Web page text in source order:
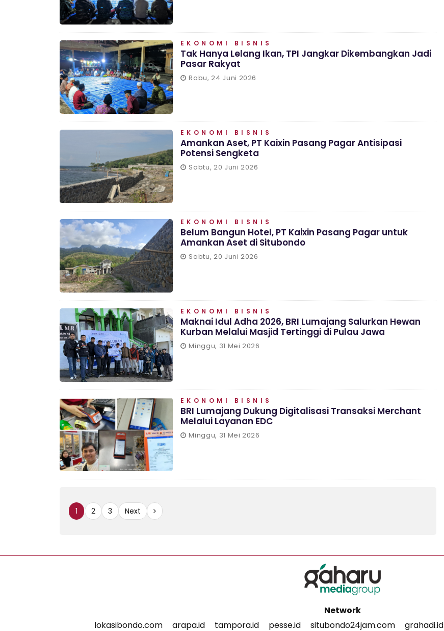
EKONOMI BISNIS
Tak Hanya Lelang Ikan, TPI Jangkar Dikembangkan Jadi
Pasar Rakyat
Rabu, 24 Juni 2026
EKONOMI BISNIS
Amankan Aset, PT Kaixin Pasang Pagar Antisipasi
Potensi Sengketa
Sabtu, 20 Juni 2026
EKONOMI BISNIS
Belum Bangun Hotel, PT Kaixin Pasang Pagar untuk
Amankan Aset di Situbondo
Sabtu, 20 Juni 2026
EKONOMI BISNIS
Maknai Idul Adha 2026, BRI Lumajang Salurkan Hewan
Kurban Melalui Masjid Tertinggi di Pulau Jawa
Minggu, 31 Mei 2026
EKONOMI BISNIS
BRI Lumajang Dukung Digitalisasi Transaksi Merchant
Melalui Layanan EDC
Minggu, 31 Mei 2026
1 2 3 Next
Network
lokasibondo.com
arapa.id tampora.id pesse.id situbondo24jam.com grahadi.id